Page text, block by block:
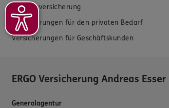
Krankenversicherung
Versicherungen für den privaten Bedarf
Versicherungen für Geschäftskunden
ERGO Versicherung Andreas Esser
Generalagentur